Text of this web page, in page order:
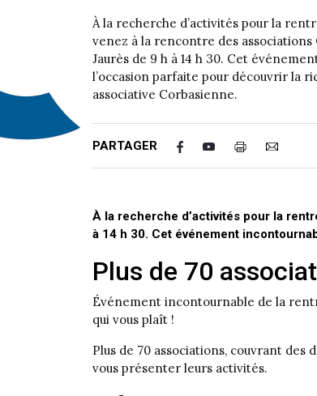
À la recherche d’activités pour la
venez à la rencontre des associations
Jaurès de 9 h à 14 h 30. Cet
l’occasion parfaite pour découvrir la
associative Corbasienne.
PARTAGER
À la recherche d’activités pour la
à 14 h 30. Cet événement
Plus de 70
Événement incontournable de la
qui vous plaît !
Plus de 70 associations, couvrant
vous présenter leurs activités.